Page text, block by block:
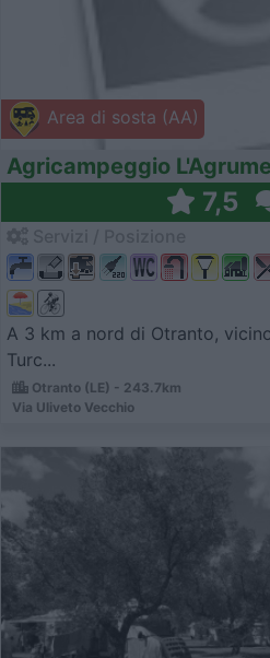
Area di sosta (AA)
Agricampeggio
7,5
A 3 km a nord di Otranto,
Turc...
Otranto (LE) - 243.7km
Via Uliveto Vecchio